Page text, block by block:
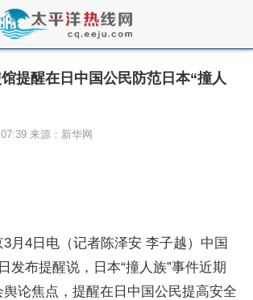
提醒在日中国公民防范日本“撞人
来源：新华网
3月4日电（记者陈泽安 李子越）中国
发布提醒说，日本“撞人族”事件近期
论焦点，提醒在日中国公民提高安全